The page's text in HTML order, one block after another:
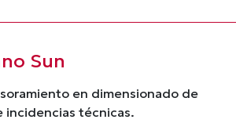
Sun
en dimensionado de
incidencias técnicas.